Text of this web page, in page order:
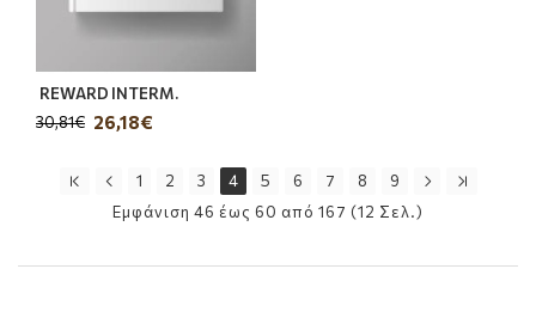
REWARD INTERM.
26,18€
30,81€
1 2 3 4 5 6 7 8
9
Εμφάνιση 46 έως 60 από 167 (12 Σελ.)